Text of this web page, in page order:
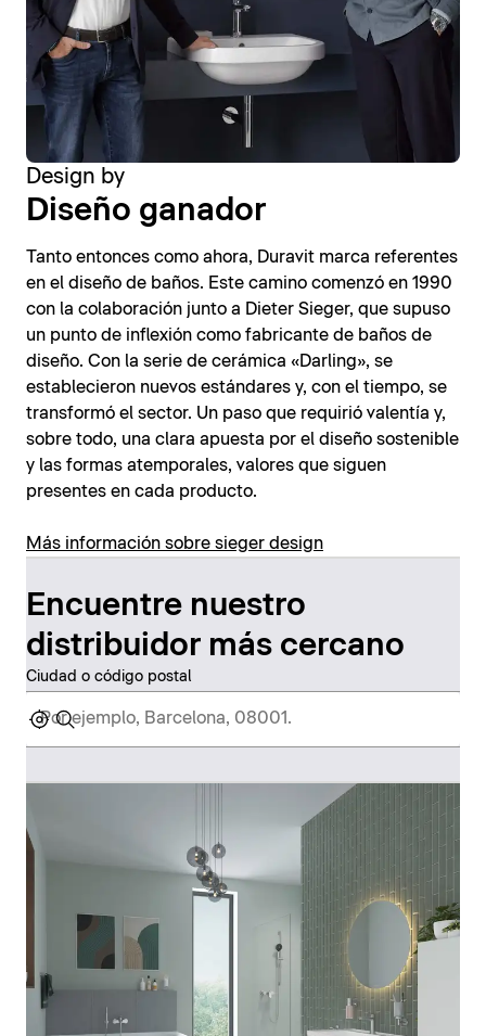
Design by
Diseño ganador
Tanto entonces como ahora, Duravit marca referentes
en el diseño de baños. Este camino comenzó en 1990
con la colaboración junto a Dieter Sieger, que supuso
un punto de inflexión como fabricante de baños de
diseño. Con la serie de cerámica «Darling», se
establecieron nuevos estándares y, con el tiempo, se
transformó el sector. Un paso que requirió valentía y,
sobre todo, una clara apuesta por el diseño sostenible
y las formas atemporales, valores que siguen
presentes en cada producto.
Más información sobre sieger design
Encuentre nuestro
distribuidor más cercano
Ciudad o código postal